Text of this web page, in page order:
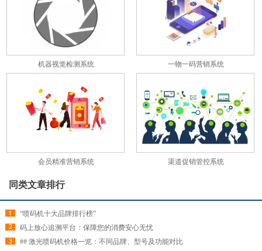
机器视觉检测系统 一物一码营销系统
会员精准营销系统 渠道促销管控系统
同类文章排行
“喷码机十大品牌排行榜”
码上放心追溯平台：保障您的消费安心无忧
## 激光喷码机价格一览：不同品牌、型号及功能对比